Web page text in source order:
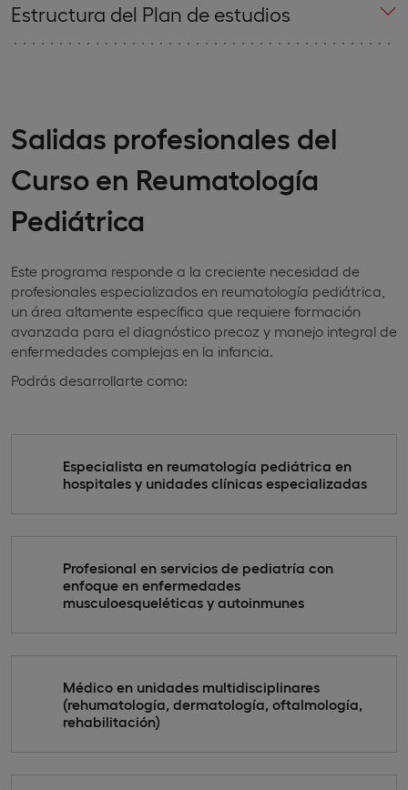
Estructura del Plan de estudios
Salidas profesionales del
Curso en Reumatología
Pediátrica
Este programa responde a la creciente necesidad de
profesionales especializados en reumatología pediátrica,
un área altamente específica que requiere formación
avanzada para el diagnóstico precoz y manejo integral de
enfermedades complejas en la infancia.
Podrás desarrollarte como:
Especialista en reumatología pediátrica en
hospitales y unidades clínicas especializadas
Profesional en servicios de pediatría con
enfoque en enfermedades
musculoesqueléticas y autoinmunes
Médico en unidades multidisciplinares
(rehumatología, dermatología, oftalmología,
rehabilitación)